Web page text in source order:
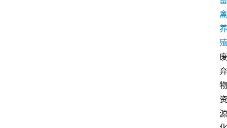
禽
养
殖
废
弃
物
资
源